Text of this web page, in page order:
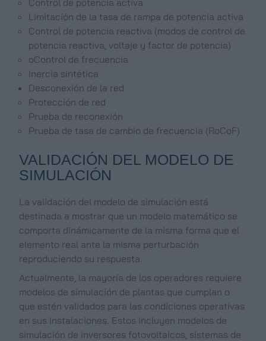
Limitación de la tasa de rampa de potencia activa
Control de potencia reactiva (modos de control de
potencia reactiva, voltaje y factor de potencia)
oControl de frecuencia
Inercia sintética
Desconexión de la red
Protección de red
Prueba de reconexión
Prueba de tasa de cambio de frecuencia (RoCoF)
VALIDACIÓN DEL MODELO DE
SIMULACIÓN
La validación del modelo de simulación está
destinada a mostrar que un modelo matemático se
comporta dinámicamente de la misma forma que el
elemento real ante la misma perturbación
reproduciendo su respuesta.
Actualmente, la mayoría de los operadores requiere
modelos de simulación de plantas que cumplan o
que estén validados para las condiciones operativas
en sus instalaciones. Estos incluyen modelos de
simulación de inversores fotovoltaicos, sistemas de